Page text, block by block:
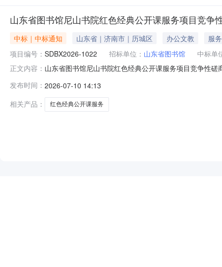
山东省图书馆尼山书院红色经典公开课服务项目竞争
中标｜中标通知 山东省｜济南市｜历城区 办公文教
服务
项目编号： SDBX2026-1022 招标单位： 山东省图书馆
中标单
正文内容： 山东省图书馆尼山书院红色经典公开课服务项目竞争性
省图书馆尼山书院红色经典公开课服务项目竞争性磋商
采购方式
发布时间： 2026-07-10 14:13
相关产品：
红色经典公开课服务